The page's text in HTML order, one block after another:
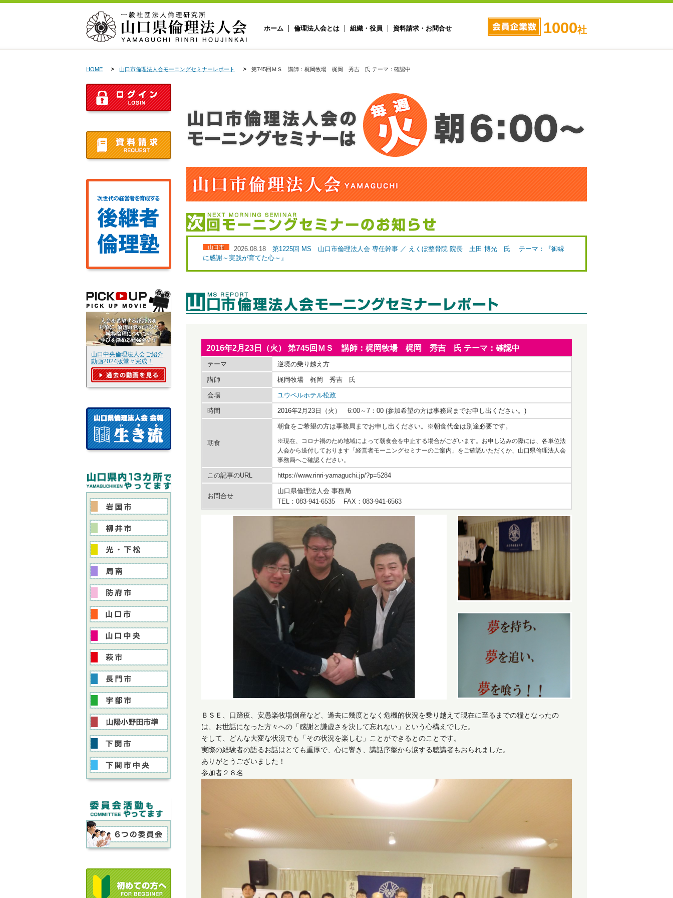
ホーム 倫理法人会とは 組織・役員 資料請求・お問合せ 1000社
HOME 山口市倫理法人会モーニングセミナーレポート 第745回ＭＳ 講師：梶岡牧場 梶岡 秀吉 氏 テーマ：確認中
山口市 2026.08.18
第1225回 MS 山口市倫理法人会 専任幹事 ／ えくぼ整骨院 院長 土田 博光 氏 テーマ：『御縁
に感謝～実践が育てた心～』
2016年2月23日（火） 第745回ＭＳ 講師：梶岡牧場 梶岡 秀吉 氏 テーマ：確認中
テーマ 逆境の乗り越え方
講師 梶岡牧場 梶岡 秀吉 氏
会場 ユウベルホテル松政
時間 2016年2月23日（火） 6:00～7：00 (参加希望の方は事務局までお申し出ください。)
朝食
朝食をご希望の方は事務局までお申し出ください。※朝食代金は別途必要です。
※現在、コロナ禍のため地域によって朝食会を中止する場合がございます。お申し込みの際には、各単位法
人会から送付しております「経営者モーニングセミナーのご案内」をご確認いただくか、山口県倫理法人会
事務局へご確認ください。
この記事のURL https://www.rinri-yamaguchi.jp/?p=5284
お問合せ
山口県倫理法人会 事務局
TEL：083-941-6535 FAX：083-941-6563
ＢＳＥ、口蹄疫、安愚楽牧場倒産など、過去に幾度となく危機的状況を乗り越えて現在に至るまでの糧となったの
は、お世話になった方々への「感謝と謙虚さを決して忘れない」という心構えでした。
そして、どんな大変な状況でも「その状況を楽しむ」ことができるとのことです。
実際の経験者の語るお話はとても重厚で、心に響き、講話序盤から涙する聴講者もおられました。
ありがとうございました！
参加者２８名
山口中央倫理法人会ご紹介
動画2024版堂々完成！